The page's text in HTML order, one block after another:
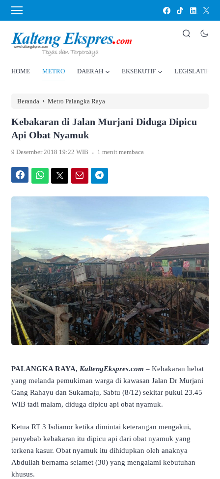
HOME METRO DAERAH EKSEKUTIF LEGISLATIF
Beranda › Metro Palangka Raya
Kebakaran di Jalan Murjani Diduga Dipicu
Api Obat Nyamuk
9 Desember 2018 19:22 WIB . 1 menit membaca
PALANGKA RAYA, KaltengEkspres.com – Kebakaran hebat
yang melanda pemukiman warga di kawasan Jalan Dr Murjani
Gang Rahayu dan Sukamaju, Sabtu (8/12) sekitar pukul 23.45
WIB tadi malam, diduga dipicu api obat nyamuk.
Ketua RT 3 Isdianor ketika dimintai keterangan mengakui,
penyebab kebakaran itu dipicu api dari obat nyamuk yang
terkena kasur. Obat nyamuk itu dihidupkan oleh anaknya
Abdullah bernama selamet (30) yang mengalami kebutuhan
khusus.